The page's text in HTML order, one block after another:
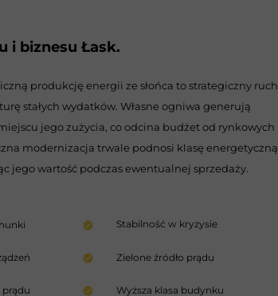
Wyższa klasa budynku
Zielone źródło prądu
Stabilność w kryzysie
produkcję energii ze słońca to strategiczny ruch,
stałych wydatków. Własne ogniwa generują
jego zużycia, co odcina budżet od rynkowych
modernizacja trwale podnosi klasę energetyczną
jego wartość podczas ewentualnej sprzedaży.
i biznesu Łask.